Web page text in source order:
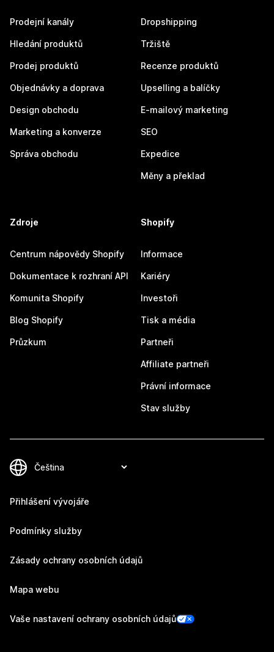
Prodejní kanály
Hledání produktů
Prodej produktů
Objednávky a doprava
Design obchodu
Marketing a konverze
Správa obchodu
Dropshipping
Tržiště
Recenze produktů
Upselling a balíčky
E-mailový marketing
SEO
Expedice
Měny a překlad
Zdroje
Centrum nápovědy Shopify
Dokumentace k rozhraní API
Komunita Shopify
Blog Shopify
Průzkum
Shopify
Informace
Kariéry
Investoři
Tisk a média
Partneři
Affiliate partneři
Právní informace
Stav služby
Přihlášení vývojáře
Podmínky služby
Zásady ochrany osobních údajů
Mapa webu
Vaše nastavení ochrany osobních údajů